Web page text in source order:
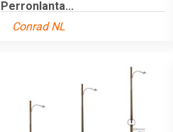
Perronlanta...
Conrad NL